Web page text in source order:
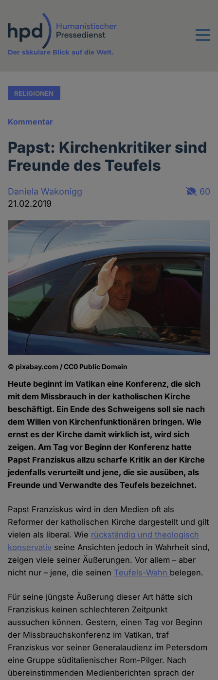
Inhalt
Menu
Der säkulare Blick auf die Welt.
RELIGIONEN
Kommentar
Papst: Kirchenkritiker sind
Freunde des Teufels
Daniela Wakonigg
21.02.2019
60
© pixabay.com / CC0 Public Domain
Heute beginnt im Vatikan eine Konferenz, die sich
mit dem Missbrauch in der katholischen Kirche
beschäftigt. Ein Ende des Schweigens soll sie nach
dem Willen von Kirchenfunktionären bringen. Wie
ernst es der Kirche damit wirklich ist, wird sich
zeigen. Am Tag vor Beginn der Konferenz hatte
Papst Franziskus allzu scharfe Kritik an der Kirche
jedenfalls verurteilt und jene, die sie ausüben, als
Freunde und Verwandte des Teufels bezeichnet.
Papst Franziskus wird in den Medien oft als
Reformer der katholischen Kirche dargestellt und gilt
vielen als liberal. Wie rückständig und theologisch
konservativ seine Ansichten jedoch in Wahrheit sind,
zeigen viele seiner Äußerungen. Vor allem – aber
nicht nur – jene, die seinen Teufels-Wahn belegen.
Für seine jüngste Äußerung dieser Art hätte sich
Franziskus keinen schlechteren Zeitpunkt
aussuchen können. Gestern, einen Tag vor Beginn
der Missbrauchskonferenz im Vatikan, traf
Franziskus vor seiner Generalaudienz im Petersdom
eine Gruppe süditalienischer Rom-Pilger. Nach
übereinstimmenden Medienberichten sprach der